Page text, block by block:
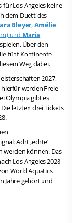
für Los Angeles keine
dem Duett des
Bleyer,Amélie
und Maria
Über den
fünf Kontinente
Weg dabei.
2027,
werden Freie
Olympia gibt es
letzten drei Tickets
Acht ,echte‘
werden können. Das
Los Angeles 2028
World Aquatics
Jahre gehört und